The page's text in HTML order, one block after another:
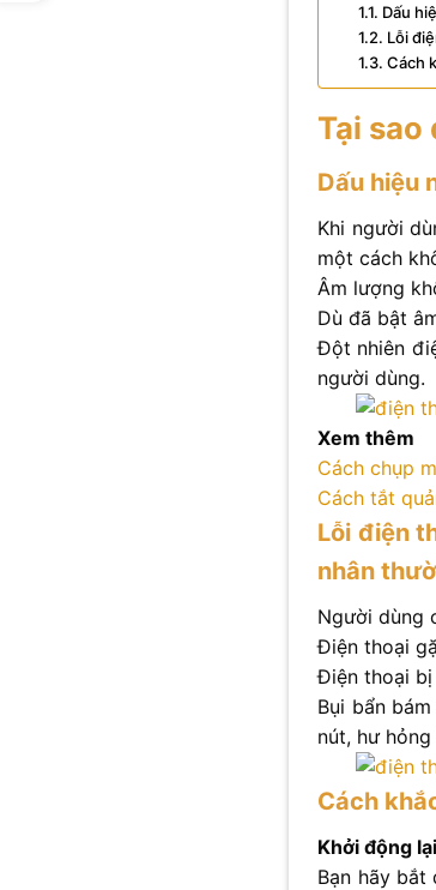
Dấu
Lỗi
Cách
Tại
Dấu hiệu
Khi người
một cách
Âm lượng
Dù đã bật
Đột nhiên
người dùng.
Xem thêm
Cách chụp
Cách tắt
Lỗi điện
nhân
Người dùng
Điện thoại
Điện thoại bị
Bụi bẩn
nút, hư
Cách
Khởi động
Bạn hãy